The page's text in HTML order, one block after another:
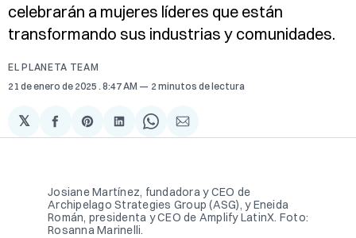
celebrarán a mujeres líderes que están
transformando sus industrias y comunidades.
EL PLANETA TEAM
21 de enero de 2025 . 8:47 AM 2 minutos de lectura
𝕏
Compartir
en
Share
on
Compartir
en
Share
on
Compartir
via
Josiane Martínez, fundadora y CEO de
Archipelago Strategies Group (ASG), y Eneida
Román, presidenta y CEO de Amplify LatinX. Foto:
Rosanna Marinelli.